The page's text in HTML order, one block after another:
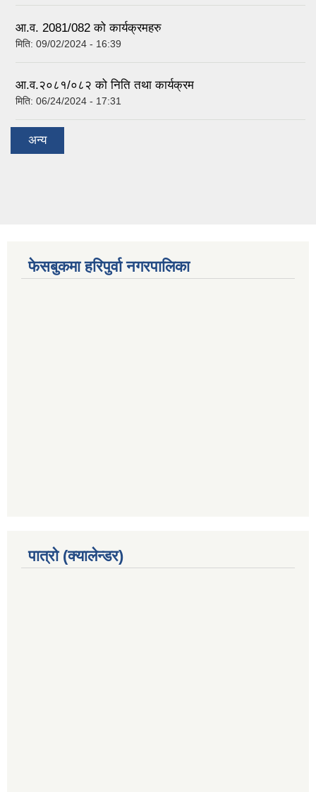
आ.व. 2081/082 को कार्यक्रमहरु
मिति: 09/02/2024 - 16:39
आ.व.२०८१/०८२ को निति तथा कार्यक्रम
मिति: 06/24/2024 - 17:31
अन्य
फेसबुकमा हरिपुर्वा नगरपालिका
पात्रो (क्यालेन्डर)